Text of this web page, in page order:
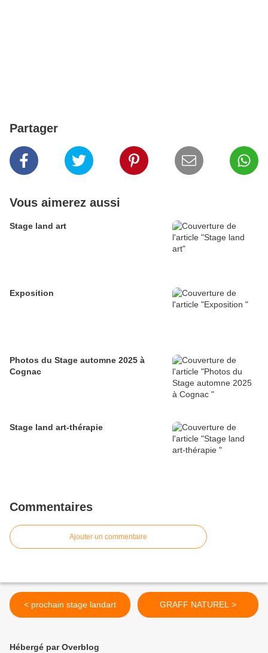
Partager
Vous aimerez aussi
Stage land art
Exposition
Photos du Stage automne 2025 à
Cognac
Stage land art-thérapie
Commentaires
Ajouter un commentaire
< prochain stage landart GRAFF NATUREL >
Hébergé par Overblog